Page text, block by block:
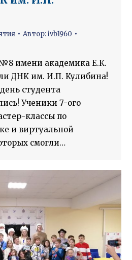
Автор:ivb1960
имени академика Е.К.
ДНК им. И.П. Кулибина!
студента
Ученики 7-ого
классы по
и виртуальной
смогли…